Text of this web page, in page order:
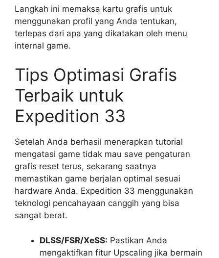
Langkah ini memaksa kartu grafis untuk
menggunakan profil yang Anda tentukan,
terlepas dari apa yang dikatakan oleh menu
internal game.
Tips Optimasi Grafis
Terbaik untuk
Expedition 33
Setelah Anda berhasil menerapkan tutorial
mengatasi game tidak mau save pengaturan
grafis reset terus, sekarang saatnya
memastikan game berjalan optimal sesuai
hardware Anda. Expedition 33 menggunakan
teknologi pencahayaan canggih yang bisa
sangat berat.
DLSS/FSR/XeSS: Pastikan Anda
mengaktifkan fitur Upscaling jika bermain